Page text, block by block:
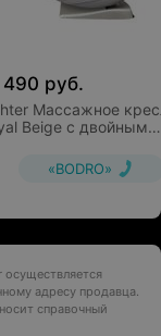
490 руб.
Массажное
Beige с двойным
«BODRO»
адресу продавца.
справочный